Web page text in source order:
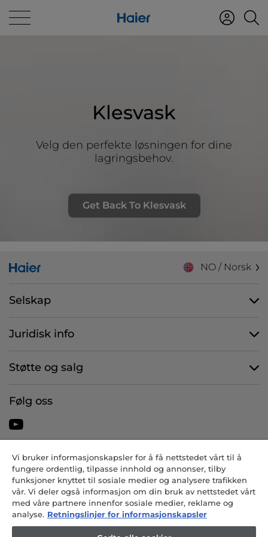
Klesvask
Velg den perfekte løsningen for dine
lagringsbehov.
Get Back To Klesvask
NO / Norsk
Selskap
Juridisk info
Støtte og salg
Følg oss
CANDY HOOVER GROUP S.r.I. - Eneaksjonær - REGISTRERT
KONTOR: Via Comolli, 57 - 20861 Brugherio (MB) - Italia -
ADMINISTRATIVE KONTORER: Via Privata Eden Fumagalli snc -
20861 Brugherio (MB) og Via Trento nr. 20/A-22 - 20871 Vimercate
(MB) - Italia - Tlf.: +39.039.2086.1 - Faks: +39.039.2086.237 -
Vi bruker informasjonskapsler for å få nettstedet vårt til å
fungere ordentlig, tilpasse innhold og annonser, tilby
funksjoner knyttet til sosiale medier og analysere trafikken
vår. Vi deler også informasjon om din bruk av nettstedet vårt
med våre partnere innenfor sosiale medier, reklame og
analyse. Retningslinjer for informasjonskapsler